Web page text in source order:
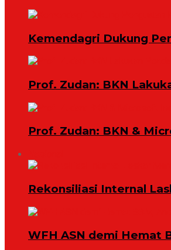
Kemendagri Dukung
Prof. Zudan: BKN
Prof. Zudan: BKN &
Rekonsiliasi Internal
WFH ASN demi Hemat